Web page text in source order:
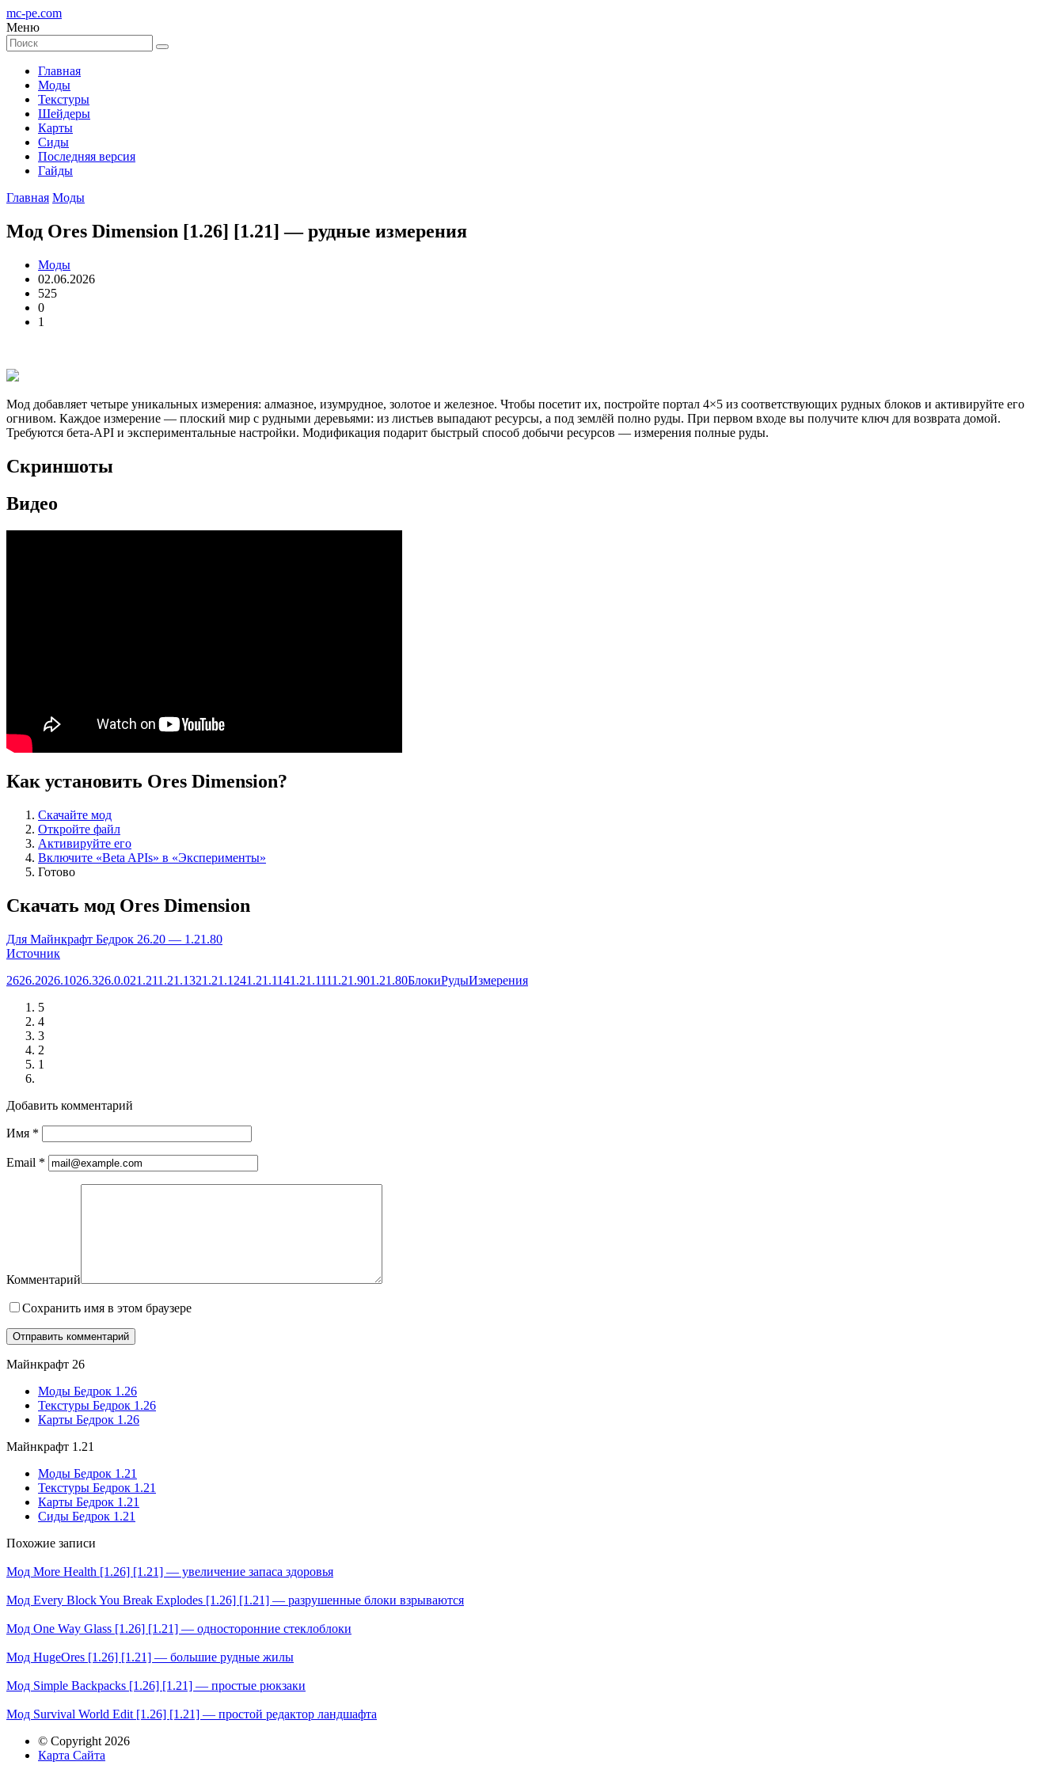
mc-pe.com
Меню
Главная
Моды
Текстуры
Шейдеры
Карты
Сиды
Последняя версия
Гайды
Главная Моды
Мод Ores Dimension [1.26] [1.21] — рудные измерения
Моды
02.06.2026
525
0
1
Мод добавляет четыре уникальных измерения: алмазное, изумрудное, золотое и железное. Чтобы посетит их, постройте портал 4×5 из соответствующих рудных блоков и активируйте его
огнивом. Каждое измерение — плоский мир с рудными деревьями: из листьев выпадают ресурсы, а под землёй полно руды. При первом входе вы получите ключ для возврата домой.
Требуются бета-API и экспериментальные настройки. Модификация подарит быстрый способ добычи ресурсов — измерения полные руды.
Скриншоты
Видео
Как установить Ores Dimension?
Скачайте мод
Откройте файл
Активируйте его
Включите «Beta APIs» в «Эксперименты»
Готово
Скачать мод Ores Dimension
Для Майнкрафт Бедрок 26.20 — 1.21.80
Источник
2626.2026.1026.326.0.021.211.21.1321.21.1241.21.1141.21.1111.21.901.21.80БлокиРудыИзмерения
5
4
3
2
1
Добавить комментарий
Имя *
Email *
Комментарий
Сохранить имя в этом браузере
Майнкрафт 26
Моды Бедрок 1.26
Текстуры Бедрок 1.26
Карты Бедрок 1.26
Майнкрафт 1.21
Моды Бедрок 1.21
Текстуры Бедрок 1.21
Карты Бедрок 1.21
Сиды Бедрок 1.21
Похожие записи
Мод More Health [1.26] [1.21] — увеличение запаса здоровья
Мод Every Block You Break Explodes [1.26] [1.21] — разрушенные блоки взрываются
Мод One Way Glass [1.26] [1.21] — односторонние стеклоблоки
Мод HugeOres [1.26] [1.21] — большие рудные жилы
Мод Simple Backpacks [1.26] [1.21] — простые рюкзаки
Мод Survival World Edit [1.26] [1.21] — простой редактор ландшафта
© Copyright 2026
Карта Сайта